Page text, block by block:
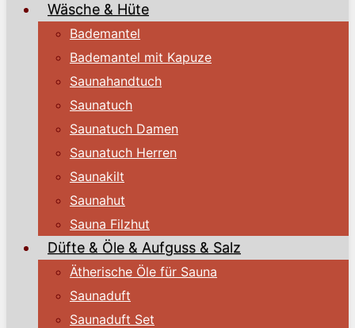
Wäsche & Hüte
Bademantel
Bademantel mit Kapuze
Saunahandtuch
Saunatuch
Saunatuch Damen
Saunatuch Herren
Saunakilt
Saunahut
Sauna Filzhut
Düfte & Öle & Aufguss & Salz
Ätherische Öle für Sauna
Saunaduft
Saunaduft Set